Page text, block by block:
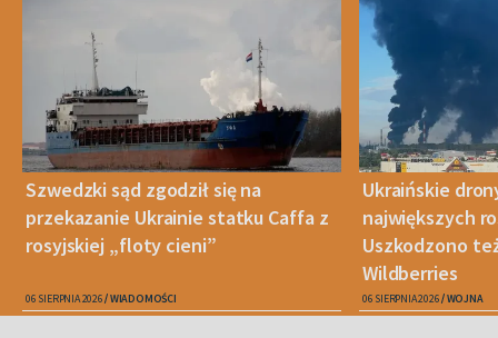
Szwedzki sąd zgodził się na
przekazanie Ukrainie statku Caffa z
rosyjskiej „floty cieni”
06 SIERPNIA 2026 WIADOMOŚCI
Ukraińskie
największych
Uszkodzono
Wildberries
06 SIERPNIA 2026 WOJNA